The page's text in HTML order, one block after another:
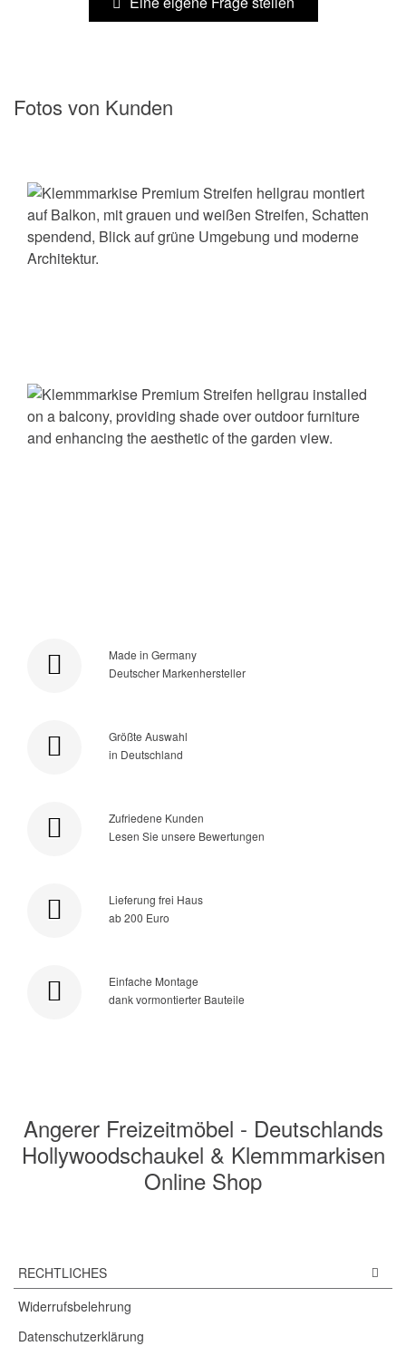
Fotos von Kunden
Made in Germany
Deutscher Markenhersteller
Größte Auswahl
in Deutschland
Zufriedene Kunden
Lesen Sie unsere Bewertungen
Lieferung frei Haus
ab 200 Euro
Einfache Montage
dank vormontierter Bauteile
Angerer Freizeitmöbel - Deutschlands
Hollywoodschaukel & Klemmmarkisen
Online Shop
RECHTLICHES
Widerrufsbelehrung
Datenschutzerklärung